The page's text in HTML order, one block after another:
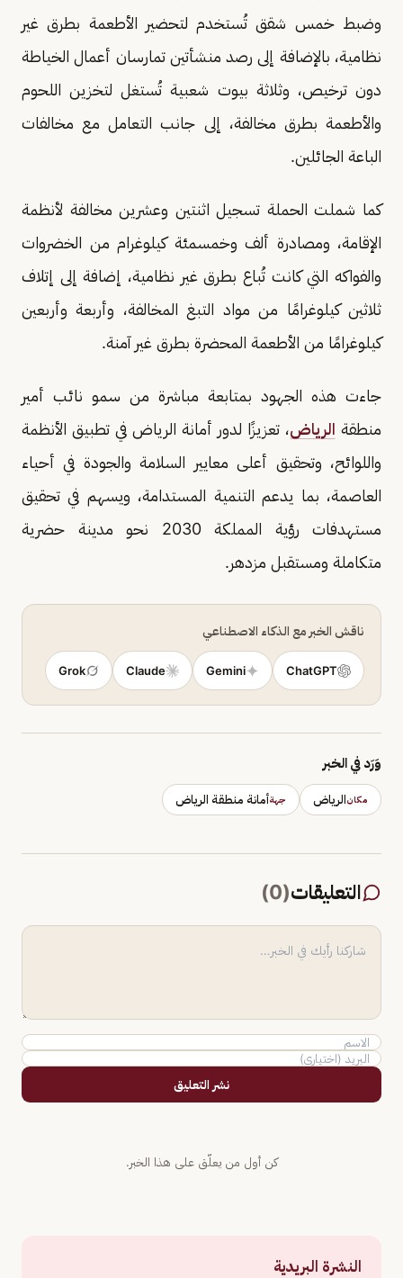
وضبط خمس شقق تُستخدم لتحضير الأطعمة بطرق غير
نظامية، بالإضافة إلى رصد منشأتين تمارسان أعمال الخياطة
دون ترخيص، وثلاثة بيوت شعبية تُستغل لتخزين اللحوم
والأطعمة بطرق مخالفة، إلى جانب التعامل مع مخالفات
الباعة الجائلين.
كما شملت الحملة تسجيل اثنتين وعشرين مخالفة لأنظمة
الإقامة، ومصادرة ألف وخمسمئة كيلوغرام من الخضروات
والفواكه التي كانت تُباع بطرق غير نظامية، إضافة إلى إتلاف
ثلاثين كيلوغرامًا من مواد التبغ المخالفة، وأربعة وأربعين
كيلوغرامًا من الأطعمة المحضرة بطرق غير آمنة.
جاءت هذه الجهود بمتابعة مباشرة من سمو نائب أمير
منطقة الرياض، تعزيزًا لدور أمانة الرياض في تطبيق الأنظمة
واللوائح، وتحقيق أعلى معايير السلامة والجودة في أحياء
العاصمة، بما يدعم التنمية المستدامة، ويسهم في تحقيق
مستهدفات رؤية المملكة 2030 نحو مدينة حضرية
متكاملة ومستقبل مزدهر.
ناقش الخبر مع الذكاء الاصطناعي
ChatGPT
Gemini
Claude
Grok
وَرَد في الخبر
مكانالرياض جهةأمانة منطقة الرياض
التعليقات(
0
)
نشر التعليق
كن أول من يعلّق على هذا الخبر.
النشرة البريدية